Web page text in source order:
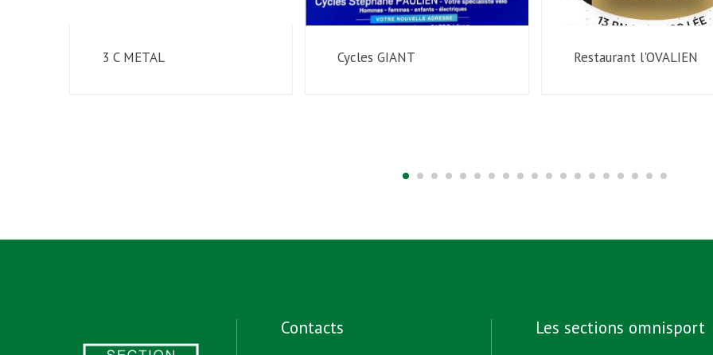
3 C METAL Cycles GIANT Restaurant l'OVALIEN
Contacts Les sections omnisport